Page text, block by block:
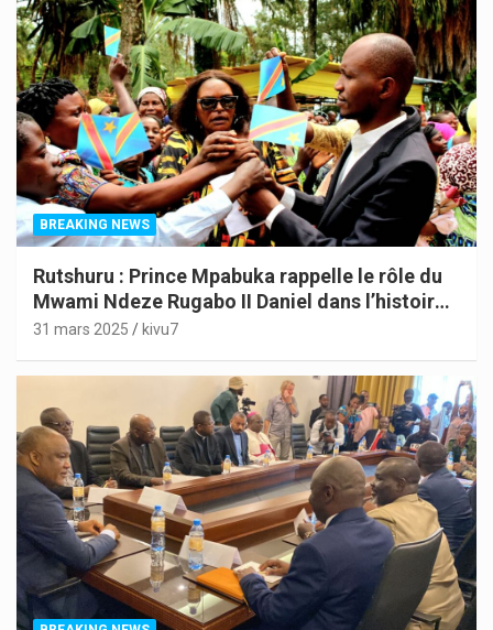
BREAKING NEWS
Rutshuru : Prince Mpabuka rappelle le rôle du
Mwami Ndeze Rugabo II Daniel dans l’histoire
de l’Indépendance du Congo
31 mars 2025 kivu7